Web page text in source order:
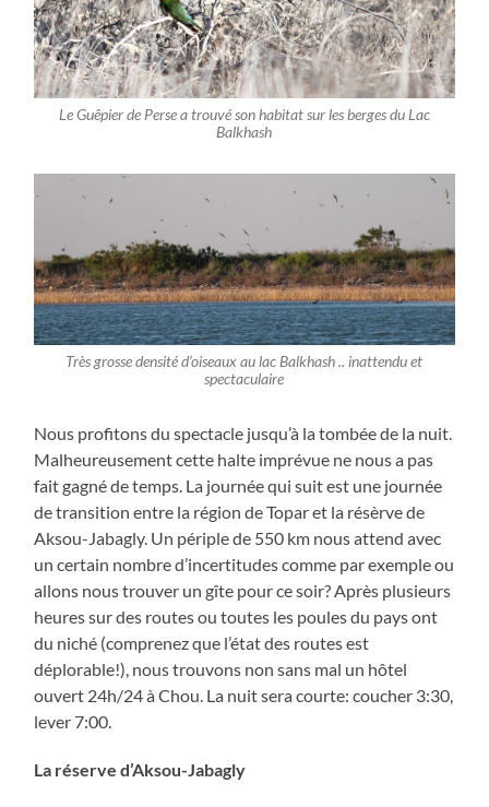
Le Guêpier de Perse a trouvé son habitat sur les berges du Lac
Balkhash
Très grosse densité d’oiseaux au lac Balkhash .. inattendu et
spectaculaire
Nous profitons du spectacle jusqu’à la tombée de la nuit.
Malheureusement cette halte imprévue ne nous a pas
fait gagné de temps. La journée qui suit est une journée
de transition entre la région de Topar et la résèrve de
Aksou-Jabagly. Un périple de 550 km nous attend avec
un certain nombre d’incertitudes comme par exemple ou
allons nous trouver un gîte pour ce soir? Après plusieurs
heures sur des routes ou toutes les poules du pays ont
du niché (comprenez que l’état des routes est
déplorable!), nous trouvons non sans mal un hôtel
ouvert 24h/24 à Chou. La nuit sera courte: coucher 3:30,
lever 7:00.
La réserve d’Aksou-Jabagly